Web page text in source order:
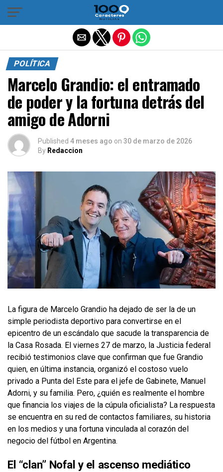
POLÍTICA
Marcelo Grandio: el entramado
de poder y la fortuna detrás del
amigo de Adorni
Published 4 meses ago on 30 de marzo de 2026
By Redaccion
La figura de Marcelo Grandio ha dejado de ser la de un
simple periodista deportivo para convertirse en el
epicentro de un escándalo que sacude la transparencia de
la Casa Rosada. El viernes 27 de marzo, la Justicia federal
recibió testimonios clave que confirman que fue Grandio
quien, en última instancia, organizó el costoso vuelo
privado a Punta del Este para el jefe de Gabinete, Manuel
Adorni, y su familia. Pero, ¿quién es realmente el hombre
que financia los viajes de la cúpula oficialista? La respuesta
se encuentra en su red de contactos familiares, su historia
en los medios y una fortuna vinculada al corazón del
negocio del fútbol en Argentina.
El “clan” Nofal y el ascenso mediático
Salir de la versión móvil